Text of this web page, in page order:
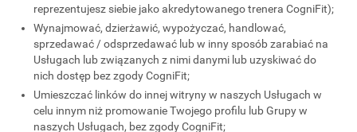
reprezentujesz siebie jako akredytowanego trenera CogniFit);
Wynajmować, dzierżawić, wypożyczać, handlować,
sprzedawać / odsprzedawać lub w inny sposób zarabiać na
Usługach lub związanych z nimi danymi lub uzyskiwać do
nich dostęp bez zgody CogniFit;
Umieszczać linków do innej witryny w naszych Usługach w
celu innym niż promowanie Twojego profilu lub Grupy w
naszych Usługach, bez zgody CogniFit;